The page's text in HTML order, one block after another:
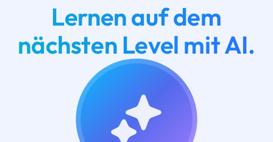
Lernen auf dem
nächsten Level mit AI.